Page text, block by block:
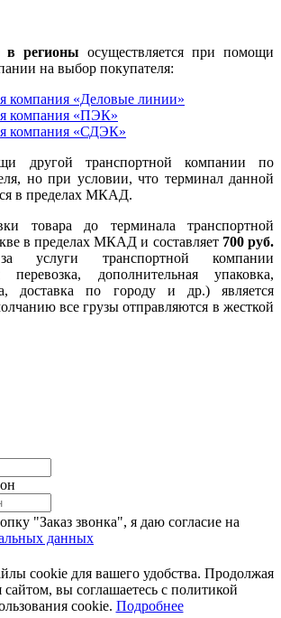
в регионы осуществляется при помощи
на выбор покупателя:
компания «Деловые линии»
компания «ПЭК»
компания «СДЭК»
другой транспортной компании по
но при условии, что терминал данной
в пределах МКАД.
товара до терминала транспортной
в пределах МКАД и составляет 700 руб.
услуги транспортной компании
перевозка, дополнительная упаковка,
доставка по городу и др.) является
все грузы отправляются в жесткой
"Заказ звонка", я даю согласие на
данных
cookie для вашего удобства. Продолжая
сайтом, вы соглашаетесь с политикой
cookie.​​​​​​​ Подробнее